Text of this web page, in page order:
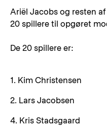
Ariël Jacobs og resten
20 spillere til opgøret
De 20 spillere er:
1. Kim Christensen
2. Lars Jacobsen
4. Kris Stadsgaard